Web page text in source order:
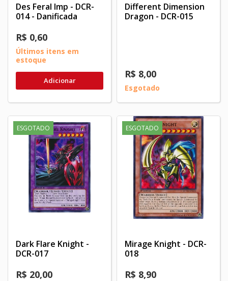
Des Feral Imp - DCR-
014 - Danificada
R$ 0,60
Últimos itens em
estoque
Adicionar
Different Dimension
Dragon - DCR-015
R$ 8,00
Esgotado
ESGOTADO
Dark Flare Knight -
DCR-017
R$ 20,00
ESGOTADO
Mirage Knight - DCR-
018
R$ 8,90